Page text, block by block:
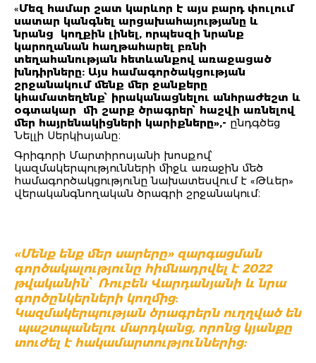
«Մեզ համար շատ կարևոր է այս բարդ փուլում
սատար կանգնել արցախահայությանը և
նրանց կողքին լինել, որպեսզի նրանք
կարողանան հաղթահարել բռնի
տեղահանության հետևանքով առաջացած
խնդիրները: Այս համագործակցության
շրջանակում մենք մեր ջանքերը
կհամատեղենք՝ իրականացնելու անհրաժեշտ և
օգտակար մի շարք ծրագրեր՝ հաշվի առնելով
մեր հայրենակիցների կարիքները»,- ընդգծեց
Նելլի Սերկիսյանը։
Գրիգորի Մարտիրոսյանի խոսքով՝
կազմակերպությունների միջև առաջին մեծ
համագործակցությունը նախատեսվում է «Թևեր»
վերականգնողական ծրագրի շրջանակում։
«Մենք ենք մեր սարերը» զարգացման
գործակալությունը հիմնադրվել է2022
թվականին՝ Ռուբեն Վարդանյանի և նրա
գործընկերների կողմից:
Կազմակերպության ծրագրերն ուղղված են
պաշտպանելու մարդկանց, որոնց կյանքը
տուժել է հակամարտություններից: